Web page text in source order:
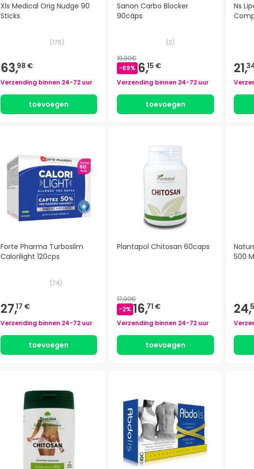
Xls Medical Orig Nudge 90
Sticks
(175)
63,98 €
Verzending binnen 24-72 uur
toevoegen
Sanon Carbo Blocker
90cáps
(2)
19,90€
-69% 6,15 €
Verzending binnen 24-72 uur
toevoegen
Ns
21,
Forte Pharma Turboslim
Calorilight 120cps
(74)
27,17 €
Verzending binnen 24-72 uur
toevoegen
Plantapol Chitosan 60caps
17,00€
-2% 16,71 €
Verzending binnen 24-72 uur
toevoegen
500
24,